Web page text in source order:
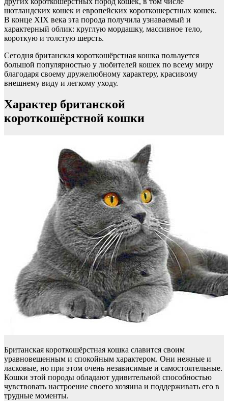
шотландских кошек и европейских короткошерстных кошек.
В конце XIX века эта порода получила узнаваемый и
характерный облик: круглую мордашку, массивное тело,
короткую и толстую шерсть.
Сегодня британская короткошёрстная кошка пользуется
большой популярностью у любителей кошек по всему миру
благодаря своему дружелюбному характеру, красивому
внешнему виду и легкому уходу.
Характер британской
короткошёрстной кошки
Британская короткошёрстная кошка славится своим
уравновешенным и спокойным характером. Они нежные и
ласковые, но при этом очень независимые и самостоятельные.
Кошки этой породы обладают удивительной способностью
чувствовать настроение своего хозяина и поддерживать его в
трудные моменты.